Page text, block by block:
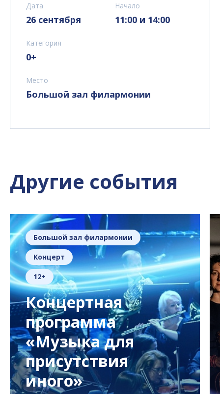
Дата
26 сентября
Начало
11:00 и 14:00
Категория
0+
Место
Большой зал филармонии
Другие события
Большой зал филармонии
Концерт
12+
Концертная
программа
«Музыка для
присутствия
иного»